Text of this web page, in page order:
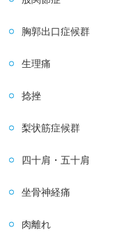
胸郭出口症候群
生理痛
捻挫
梨状筋症候群
四十肩・五十肩
坐骨神経痛
肉離れ